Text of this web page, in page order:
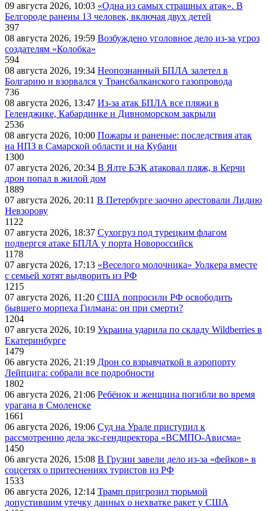
09 августа 2026, 10:03 «Одна из самых страшных атак». В
Белгороде ранены 13 человек, включая двух детей
397
08 августа 2026, 19:59 Возбуждено уголовное дело из-за угроз
создателям «Колобка»
594
08 августа 2026, 19:34 Неопознанный БПЛА залетел в
Болгарию и взорвался у Трансбалканского газопровода
736
08 августа 2026, 13:47 Из-за атак БПЛА все пляжи в
Геленджике, Кабардинке и Дивноморском закрыли
2536
08 августа 2026, 10:00 Пожары и раненые: последствия атак
на НПЗ в Самарской области и на Кубани
1300
07 августа 2026, 20:34 В Ялте БЭК атаковал пляж, в Керчи
дрон попал в жилой дом
1889
07 августа 2026, 20:11 В Петербурге заочно арестовали Лидию
Невзорову
1122
07 августа 2026, 18:37 Сухогруз под турецким флагом
подвергся атаке БПЛА у порта Новороссийск
1178
07 августа 2026, 17:13 «Веселого молочника» Уолкера вместе
с семьей хотят выдворить из РФ
1215
07 августа 2026, 11:20 США попросили РФ освободить
бывшего морпеха Гилмана: он при смерти?
1204
07 августа 2026, 10:19 Украина ударила по складу Wildberries в
Екатеринбурге
1479
06 августа 2026, 21:19 Дрон со взрывчаткой в аэропорту
Лейпцига: собрали все подробности
1802
06 августа 2026, 21:06 Ребёнок и женщина погибли во время
урагана в Смоленске
1661
06 августа 2026, 19:06 Суд на Урале приступил к
рассмотрению дела экс-гендиректора «ВСМПО-Ависма»
1450
06 августа 2026, 15:08 В Грузии завели дело из-за «фейков» в
соцсетях о притеснениях туристов из РФ
1533
06 августа 2026, 12:14 Трамп пригрозил тюрьмой
допустившим утечку данных о нехватке ракет у США